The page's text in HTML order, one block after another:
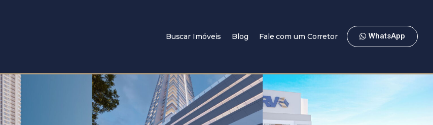
Buscar Imóveis Blog Fale com um Corretor WhatsApp